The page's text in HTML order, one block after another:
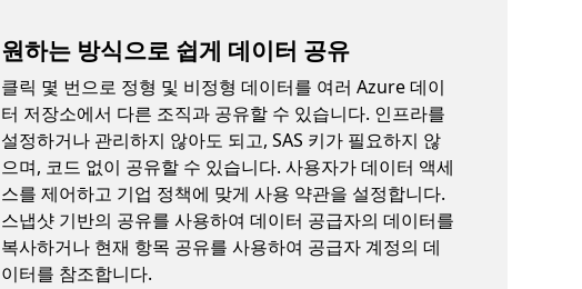
원하는 방식으로 쉽게 데이터 공유
클릭 몇 번으로 정형 및 비정형 데이터를 여러 Azure 데이
터 저장소에서 다른 조직과 공유할 수 있습니다. 인프라를
설정하거나 관리하지 않아도 되고, SAS 키가 필요하지 않
으며, 코드 없이 공유할 수 있습니다. 사용자가 데이터 액세
스를 제어하고 기업 정책에 맞게 사용 약관을 설정합니다.
스냅샷 기반의 공유를 사용하여 데이터 공급자의 데이터를
복사하거나 현재 항목 공유를 사용하여 공급자 계정의 데
이터를 참조합니다.